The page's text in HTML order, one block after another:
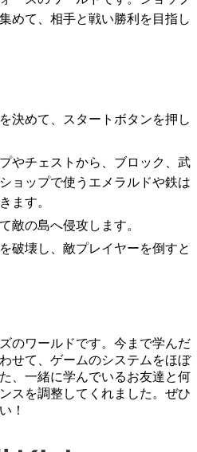
めて、相手と戦い勝利を目指し
決めて、スタートボタンを押し
やチェストから、ブロック、武
ョップで使うエメラルドや鉄は
ます。
敵の島へ侵攻します。
破壊し、敵プレイヤーを倒すと
のワールドです。今まで学んだ
せて、ゲームのシステムをほぼ
、一緒に学んでいるお友達と何
スを調整してくれました。ぜひ
！